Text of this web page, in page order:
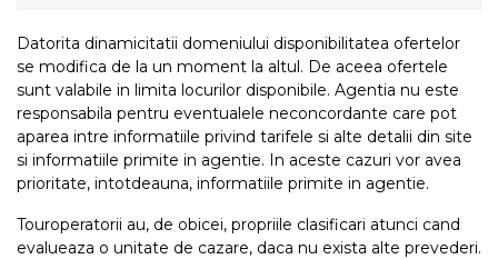
Datorita dinamicitatii domeniului disponibilitatea ofertelor
se modifica de la un moment la altul. De aceea ofertele
sunt valabile in limita locurilor disponibile. Agentia nu este
responsabila pentru eventualele neconcordante care pot
aparea intre informatiile privind tarifele si alte detalii din site
si informatiile primite in agentie. In aceste cazuri vor avea
prioritate, intotdeauna, informatiile primite in agentie.
Touroperatorii au, de obicei, propriile clasificari atunci cand
evalueaza o unitate de cazare, daca nu exista alte prevederi.